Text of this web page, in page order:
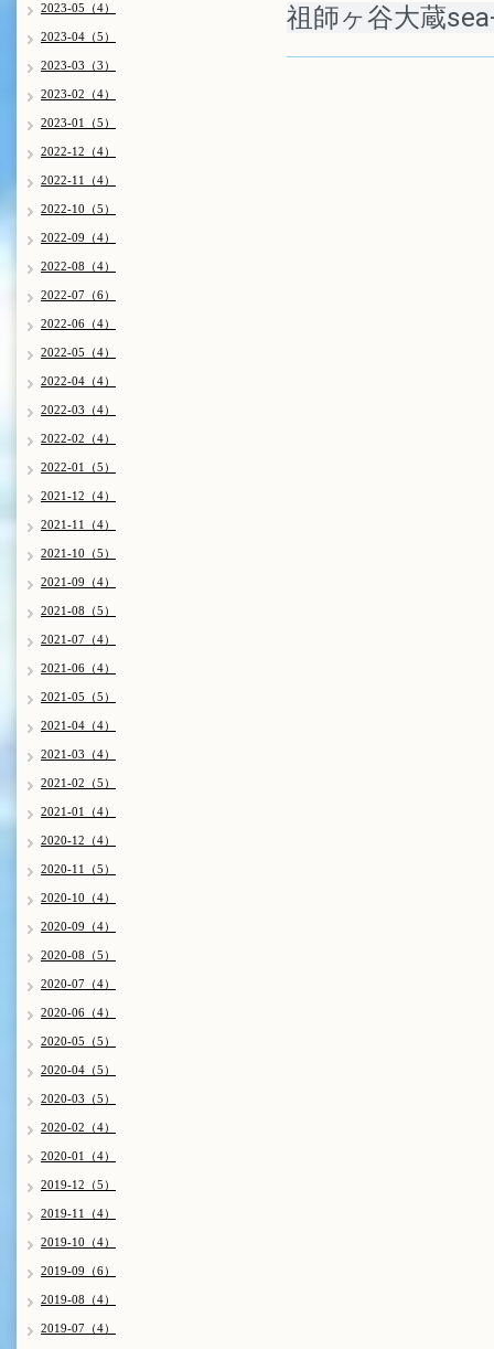
祖師ヶ谷大蔵
2023-05（4）
2023-04（5）
2023-03（3）
2023-02（4）
2023-01（5）
2022-12（4）
2022-11（4）
2022-10（5）
2022-09（4）
2022-08（4）
2022-07（6）
2022-06（4）
2022-05（4）
2022-04（4）
2022-03（4）
2022-02（4）
2022-01（5）
2021-12（4）
2021-11（4）
2021-10（5）
2021-09（4）
2021-08（5）
2021-07（4）
2021-06（4）
2021-05（5）
2021-04（4）
2021-03（4）
2021-02（5）
2021-01（4）
2020-12（4）
2020-11（5）
2020-10（4）
2020-09（4）
2020-08（5）
2020-07（4）
2020-06（4）
2020-05（5）
2020-04（5）
2020-03（5）
2020-02（4）
2020-01（4）
2019-12（5）
2019-11（4）
2019-10（4）
2019-09（6）
2019-08（4）
2019-07（4）